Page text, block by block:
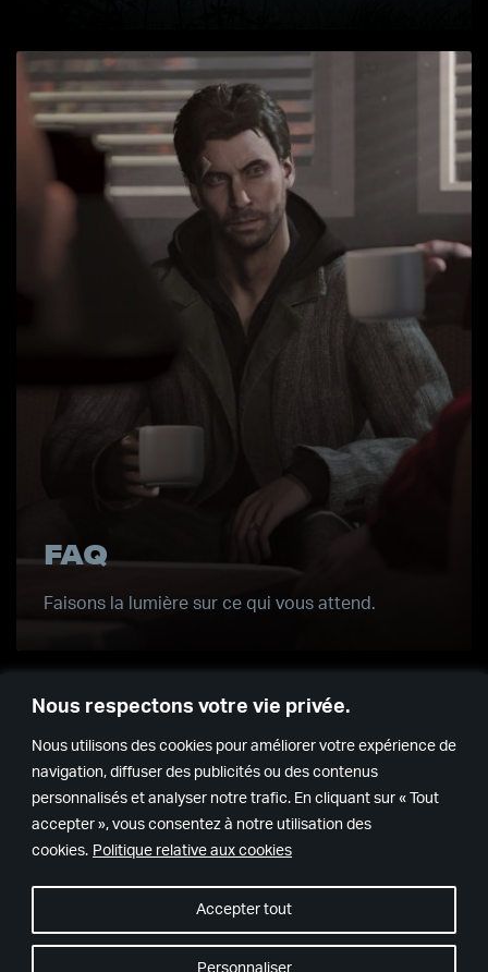
Nous respectons votre vie privée.
Nous utilisons des cookies pour améliorer votre expérience de
navigation, diffuser des publicités ou des contenus
personnalisés et analyser notre trafic. En cliquant sur « Tout
accepter », vous consentez à notre utilisation des
cookies. Politique relative aux cookies
Personnaliser
Accepter tout
FAQ
Faisons la lumière sur ce qui vous attend.
RemedyEpic